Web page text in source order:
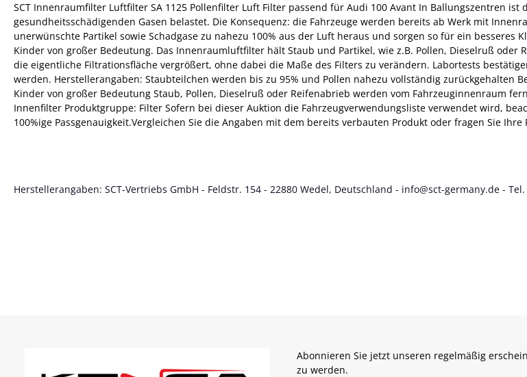
SCT Innenraumfilter Luftfilter SA 1125 Pollenfilter Luft Filter passend für Audi 100 Avant In Ballungszentren
gesundheitsschädigenden Gasen belastet. Die Konsequenz: die Fahrzeuge werden bereits ab Werk mit
unerwünschte Partikel sowie Schadgase zu nahezu 100% aus der Luft heraus und sorgen so für ein
Kinder von großer Bedeutung. Das Innenraumluftfilter hält Staub und Partikel, wie z.B. Pollen, Dieselruß
die eigentliche Filtrationsfläche vergrößert, ohne dabei die Maße des Filters zu verändern. Labortests
werden. Herstellerangaben: Staubteilchen werden bis zu 95% und Pollen nahezu vollständig zurückgehalten
Kinder von großer Bedeutung Staub, Pollen, Dieselruß oder Reifenabrieb werden vom Fahrzeuginnenraum
Innenfilter Produktgruppe: Filter Sofern bei dieser Auktion die Fahrzeugverwendungsliste verwendet wird,
100%ige Passgenauigkeit.Vergleichen Sie die Angaben mit dem bereits verbauten Produkt oder fragen Sie
Herstellerangaben: SCT-Vertriebs GmbH - Feldstr. 154 - 22880 Wedel, Deutschland - info@sct-germany.de -
Abonnieren Sie jetzt unseren regelmäßig
zu werden.